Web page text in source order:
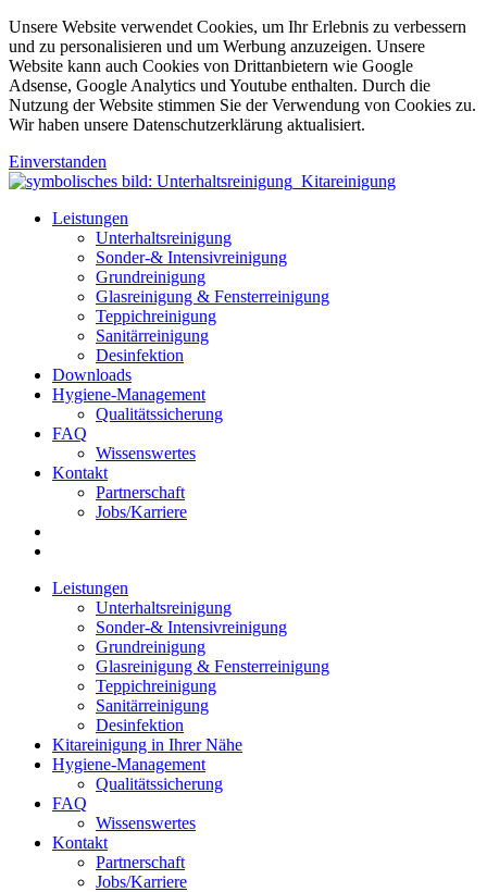
Unsere Website verwendet Cookies, um Ihr Erlebnis zu verbessern
und zu personalisieren und um Werbung anzuzeigen. Unsere
Website kann auch Cookies von Drittanbietern wie Google
Adsense, Google Analytics und Youtube enthalten. Durch die
Nutzung der Website stimmen Sie der Verwendung von Cookies zu.
Wir haben unsere Datenschutzerklärung aktualisiert.
Einverstanden
Leistungen
Unterhaltsreinigung
Sonder-& Intensivreinigung
Grundreinigung
Glasreinigung & Fensterreinigung
Teppichreinigung
Sanitärreinigung
Desinfektion
Downloads
Hygiene-Management
Qualitätssicherung
FAQ
Wissenswertes
Kontakt
Partnerschaft
Jobs/Karriere
Leistungen
Unterhaltsreinigung
Sonder-& Intensivreinigung
Grundreinigung
Glasreinigung & Fensterreinigung
Teppichreinigung
Sanitärreinigung
Desinfektion
Kitareinigung in Ihrer Nähe
Hygiene-Management
Qualitätssicherung
FAQ
Wissenswertes
Kontakt
Partnerschaft
Jobs/Karriere